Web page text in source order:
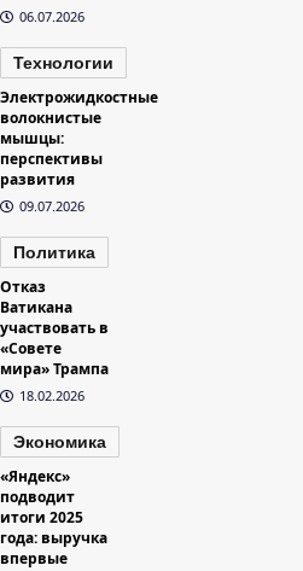
06.07.2026
Технологии
Электрожидкостные
волокнистые
мышцы:
перспективы
развития
09.07.2026
Политика
Отказ
Ватикана
участвовать в
«Совете
мира» Трампа
18.02.2026
Экономика
«Яндекс»
подводит
итоги 2025
года: выручка
впервые